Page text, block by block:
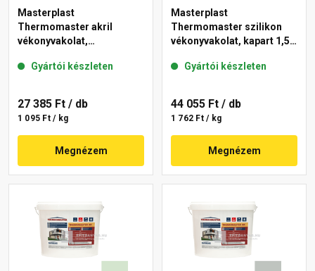
Masterplast
Thermomaster akril
vékonyvakolat,
43-E 25 kg
Gyártói készleten
27 385 Ft / db
1 095 Ft / kg
Megnézem
Masterplast
Thermomaster szilikon
vékonyvakolat, kapart 1,5
Gyártói készleten
44 055 Ft / db
1 762 Ft / kg
Megnézem